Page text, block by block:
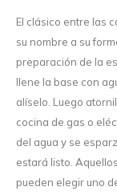
El clásico entre las
su nombre a su
preparación de la
llene la base con
alíselo. Luego
cocina de gas o
del agua y se
estará listo.
pueden elegir uno